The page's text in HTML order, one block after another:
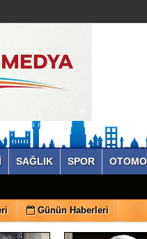
SAĞLIK SPOR
Günün Haberleri